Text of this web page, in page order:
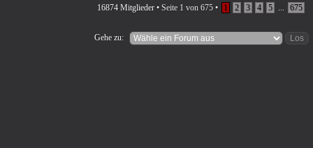
16874 Mitglieder • Seite 1 von 675 • 1 2 3 4 5 ... 675
Gehe zu: